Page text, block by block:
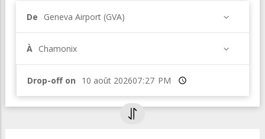
De Geneva Airport (GVA)
À Chamonix
Drop-off on Heure